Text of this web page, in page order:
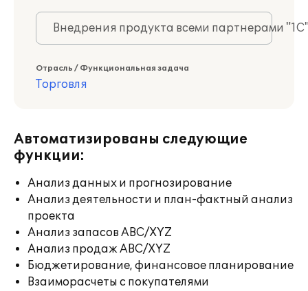
Внедрения продукта всеми партнерами
Отрасль / Функциональная задача
Торговля
Автоматизированы следующие
функции:
Анализ данных и прогнозирование
Анализ деятельности и план-фактный анализ
проекта
Анализ запасов ABC/XYZ
Анализ продаж ABC/XYZ
Бюджетирование, финансовое планирование
Взаиморасчеты с покупателями